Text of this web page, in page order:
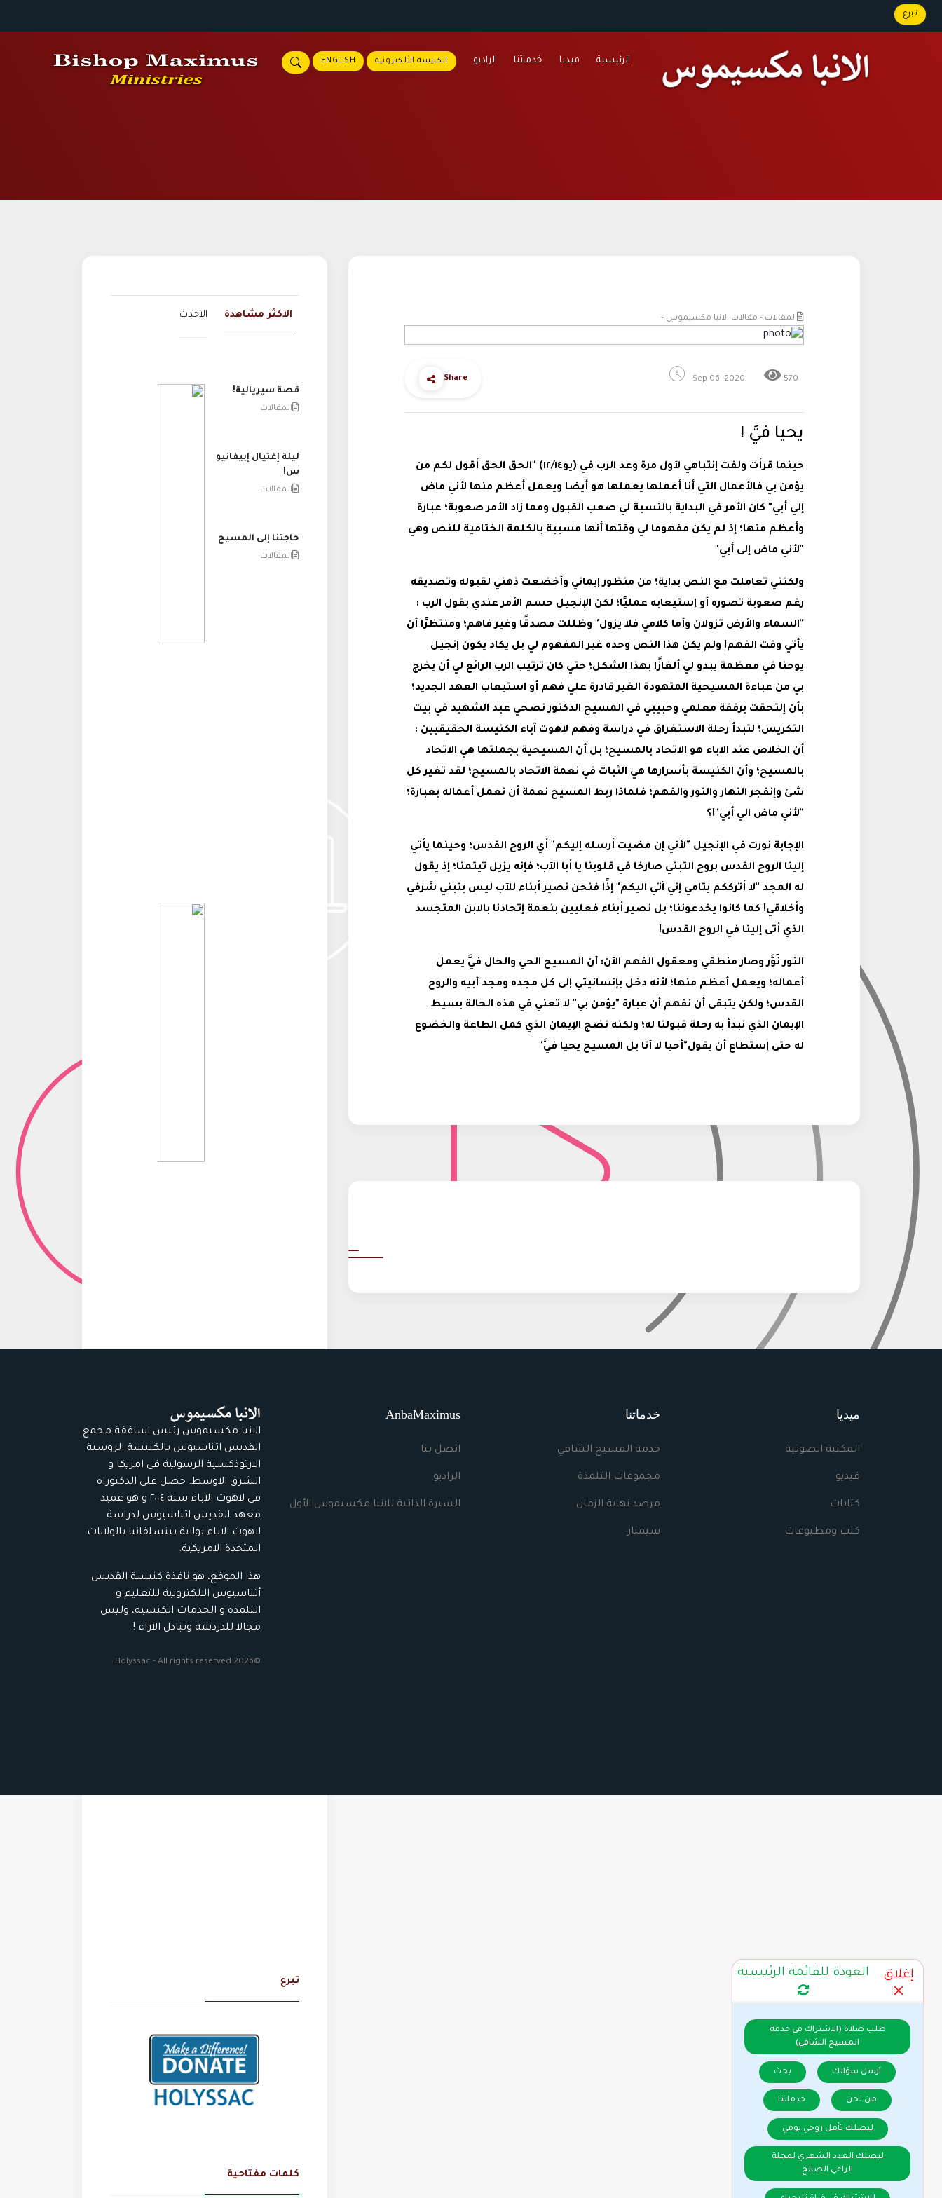
تبرع
ENGLISH الكنيسة الألكترونية الراديو خدماتنا ميديا الرئيسية
المقالات - مقالات الانبا مكسيموس -
Sep 06, 2020 570
Share
يحيا فيَّ !
حينما قرأت ولفت إنتباهي لأول مرة وعد الرب في (يو١٢/١٤) "الحق الحق أقول لكم من
يؤمن بي فالأعمال التي أنا أعملها يعملها هو أيضا ويعمل أعظم منها لأني ماض
إلي أبي" كان الأمر في البداية بالنسبة لي صعب القبول ومما زاد الأمر صعوبة؛ عبارة
وأعظم منها؛ إذ لم يكن مفهوما لي وقتها أنها مسببة بالكلمة الختامية للنص وهي
"لأني ماض إلى أبي"
ولكنني تعاملت مع النص بداية؛ من منظور إيماني وأخضعت ذهني لقبوله وتصديقه
رغم صعوبة تصوره أو إستيعابه عمليًا؛ لكن الإنجيل حسم الأمر عندي بقول الرب :
"السماء والأرض تزولان وأما كلامي فلا يزول" وظللت مصدقًا وغير فاهم؛ ومنتظرًا أن
يأتي وقت الفهم! ولم يكن هذا النص وحده غير المفهوم لي بل يكاد يكون إنجيل
يوحنا في معظمة يبدو لي ألغازًا بهذا الشكل؛ حتي كان ترتيب الرب الرائع لي أن يخرج
بي من عباءة المسيحية المتهودة الغير قادرة علي فهم أو استيعاب العهد الجديد؛
بأن إلتحقت برفقة معلمي وحبيبي في المسيح الدكتور نصحي عبد الشهيد في بيت
التكريس؛ لتبدأ رحلة الاستغراق في دراسة وفهم لاهوت آباء الكنيسة الحقيقيين :
أن الخلاص عند الآباء هو الاتحاد بالمسيح؛ بل أن المسيحية بجملتها هي الاتحاد
بالمسيح؛ وأن الكنيسة بأسرارها هي الثبات في نعمة الاتحاد بالمسيح؛ لقد تغير كل
شئ وإنفجر النهار والنور والفهم؛ فلماذا ربط المسيح نعمة أن نعمل أعماله بعبارة؛
"لأني ماض الي أبي"!؟
الإجابة نورت في الإنجيل "لأني إن مضيت أرسله إليكم" أي الروح القدس؛ وحينما يأتي
إلينا الروح القدس بروح التبني صارخا في قلوبنا يا أبا الآب؛ فإنه يزيل تيتمنا؛ إذ يقول
له المجد "لا أترككم يتامي إني آتي اليكم" إذًا فنحن نصير أبناء للآب ليس بتبني شرفي
وأخلاقي! كما كانوا يخدعوننا؛ بل نصير أبناء فعليين بنعمة إتحادنا بالابن المتجسد
الذي أتى إلينا في الروح القدس!
النور نَوَّر وصار منطقي ومعقول الفهم الآن: أن المسيح الحي والحال فيَّ يعمل
أعماله؛ ويعمل أعظم منها؛ لأنه دخل بإنسانيتي إلى كل مجده ومجد أبيه والروح
القدس؛ ولكن يتبقى أن نفهم أن عبارة "يؤمن بي" لا تعني في هذه الحالة بسيط
الإيمان الذي نبدأ به رحلة قبولنا له؛ ولكنه نضج الإيمان الذي كمل الطاعة والخضوع
له حتى إستطاع أن يقول"أحيا لا أنا بل المسيح يحيا فيَّ"
الاكثر مشاهدة الاحدث
قصة سيريالية!
المقالات
ليلة إغتيال إبيفانيو
س!
المقالات
حاجتنا إلى المسيح
المقالات
تبرع
كلمات مفتاحية
ميديا
المكتبة الصوتية
فيديو
كتابات
كتب ومطبوعات
خدماتنا
خدمة المسيح الشافي
مجموعات التلمذة
مرصد نهاية الزمان
سيمنار
AnbaMaximus
اتصل بنا
الراديو
السيرة الذاتية للانبا مكسيموس الأول
الانبا مكسيموس رئيس اساقفة مجمع
القديس اثناسيوس بالكنيسة الروسية
الارثوذكسية الرسولية فى امريكا و
الشرق الاوسط. حصل على الدكتوراه
فى لاهوت الاباء سنة ٢٠٠٤ و هو عميد
معهد القديس اثناسيوس لدراسة
لاهوت الاباء بولاية ببنسلفانيا بالولايات
المتحدة الامريكية.
هذا الموقع، هو نافذة كنيسة القديس
أثناسيوس الالكترونية للتعليم و
التلمذة و الخدمات الكنسية، وليس
مجالا للدردشة وتبادل الآراء !
©2026 Holyssac - All rights reserved
إغلاق العودة للقائمة الرئيسية
طلب صلاة (الاشتراك فى خدمة
المسيح الشافي)
أرسل سؤالك بحث
من نحن خدماتنا
ليصلك تأمل روحي يومي
ليصلك العدد الشهري لمجلة
الراعي الصالح